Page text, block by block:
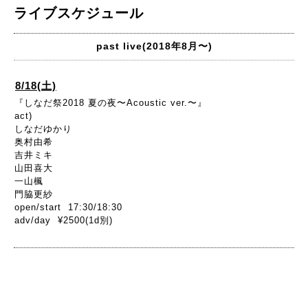
ライブスケジュール
past live(2018年8月〜)
8/18(土)
『しなだ祭2018 夏の夜〜Acoustic ver.〜』
act)
しなだゆかり
奥村由希
吉井ミキ
山田喜大
一山楓
門脇更紗
open/start 17:30/18:30
adv/day ¥2500(1d別)